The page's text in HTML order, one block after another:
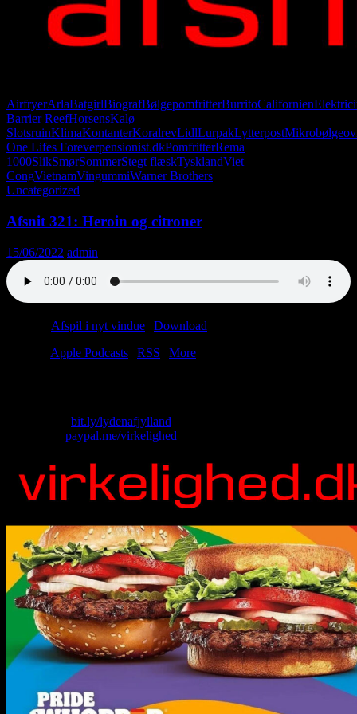
AirfryerArlaBatgirlBiografBølgepomfritterBurritoCalifornien
Barrier ReefHorsensKalø
SlotsruinKlimaKontanterKoralrevLidlLurpakLytterpost
One Lifes Foreverpensionist.dkPomfritterRema
1000SlikSmørSommerStegt flæskTysklandViet
CongVietnamVingummiWarner Brothers
Uncategorized
Afsnit 321: Heroin og citroner
15/06/2022 admin
Afspil i nyt vindue Download
Apple Podcasts RSS
More
bit.ly/lydenafjylland
paypal.me/virkelighed